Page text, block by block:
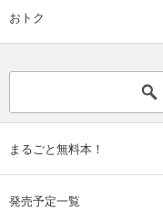
おトク
まるごと無料本！
発売予定一覧